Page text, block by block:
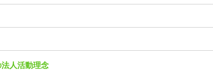
人活動理念